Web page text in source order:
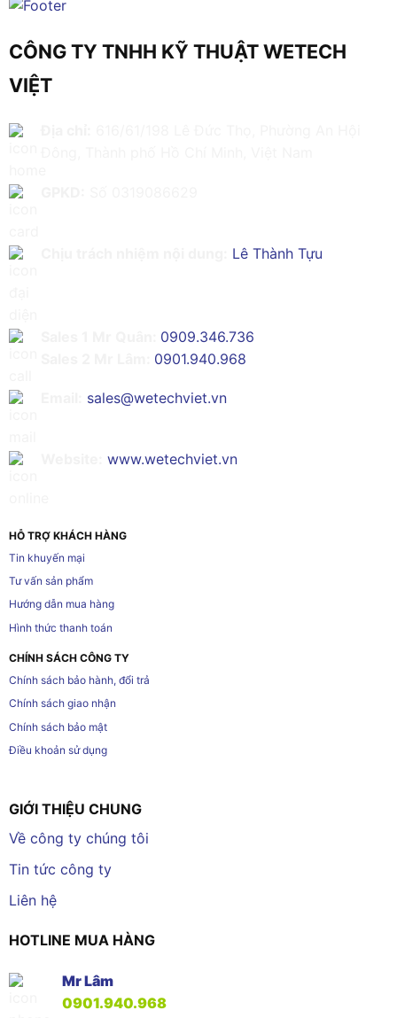
CÔNG TY TNHH KỸ THUẬT WETECH
VIỆT
Lê Thành Tựu
0909.346.736
0901.940.968
sales@wetechviet.vn
www.wetechviet.vn
HỖ TRỢ KHÁCH HÀNG
Tin khuyến mại
Tư vấn sản phẩm
Hướng dẫn mua hàng
Hình thức thanh toán
CHÍNH SÁCH CÔNG TY
Chính sách bảo hành, đổi trả
Chính sách giao nhận
Chính sách bảo mật
Điều khoản sử dụng
GIỚI THIỆU CHUNG
Về công ty chúng tôi
Tin tức công ty
Liên hệ
HOTLINE MUA HÀNG
Mr Lâm
0901.940.968